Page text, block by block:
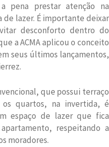
pena prestar atenção na
de lazer. É importante deixar
desconforto dentro do
a ACMA aplicou o conceito
seus últimos lançamentos,
que possui terraço
quartos, na invertida, é
espaço de lazer que fica
respeitando a
moradores.